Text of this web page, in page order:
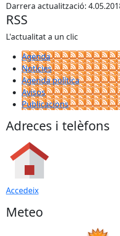
Darrera actualització:
RSS
L'actualitat a un clic
Agenda
Notícies
Agenda política
Avisos
Publicacions
Adreces i telèfons
Accedeix
Meteo